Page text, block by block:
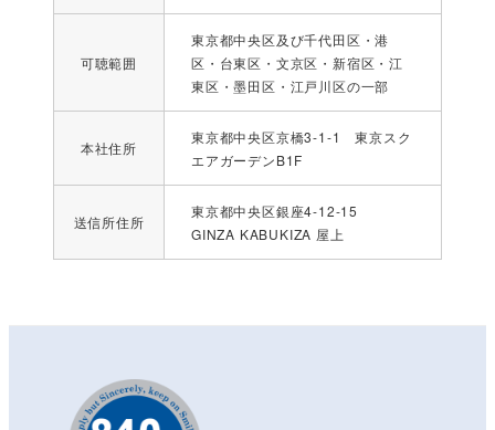
可聴範囲
東京都中央区及び千代田区・港
区・台東区・文京区・新宿区・江
東区・墨田区・江戸川区の一部
本社住所
東京都中央区京橋3-1-1 東京スク
エアガーデンB1F
送信所住所
東京都中央区銀座4-12-15
GINZA KABUKIZA 屋上